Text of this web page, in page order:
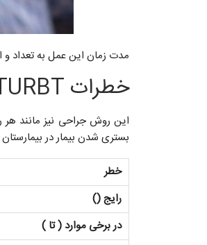
مدت زمان این عمل به تعداد و اندازه تومور بستگی دارد و معمولاً
خطرات TURBT چیست؟
بستری شدن بیمار در
خطر
رایج ()
در برخی موارد (تا )